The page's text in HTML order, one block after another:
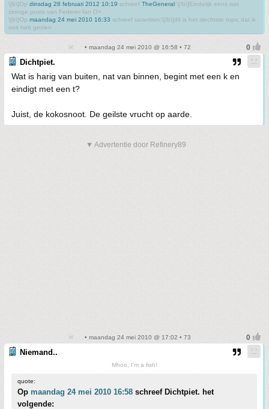
\[b\]Op dinsdag 28 februari 2012 10:19 schreef TheGeneral:\[/b\]Eindelijk eens wat
zinnige posts van Federer-fan O+ .
\[b\]Op maandag 24 mei 2010 16:33 schreef tarantism:\[/b\]dit is het slechtste topic dat ik
ooit heb gezien
• maandag 24 mei 2010 @ 16:58 • 72
Dichtpiet.
Wat is harig van buiten, nat van binnen, begint met een k en
eindigt met een t?
Juist, de kokosnoot. De geilste vrucht op aarde.
▼ Advertentie door Refinery89
• maandag 24 mei 2010 @ 17:02 • 73
Niemand..
Mhoo, I'm a fish!
quote:
Op maandag 24 mei 2010 16:58 schreef Dichtpiet. het
volgende: